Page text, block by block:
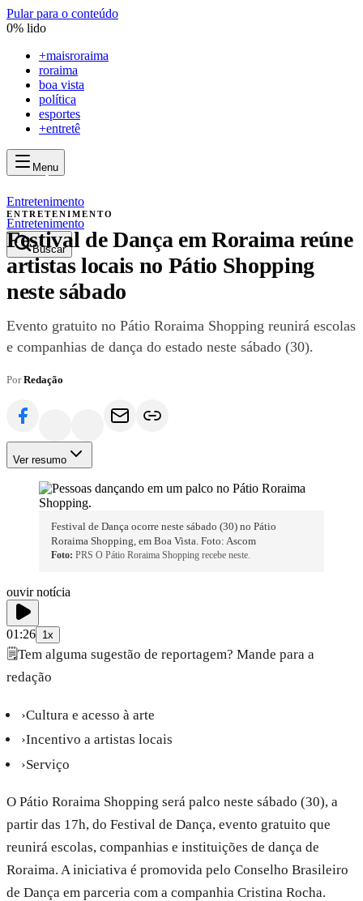
Pular para o conteúdo
0% lido
+maisroraima
roraima
boa vista
política
esportes
+entretê
Menu
maisroraima
maisroraima
Entretenimento
Buscar
Entretenimento
ENTRETENIMENTO
Festival de Dança em Roraima reúne
artistas locais no Pátio Shopping
neste sábado
Evento gratuito no Pátio Roraima Shopping reunirá escolas
e companhias de dança do estado neste sábado (30).
PorRedação
Ver resumo
Festival de Dança ocorre neste sábado (30) no Pátio
Roraima Shopping, em Boa Vista. Foto: Ascom
Foto: PRS O Pátio Roraima Shopping recebe neste.
ouvir notícia
01:26 1x
🗒️Tem alguma sugestão de reportagem? Mande para a
redação
›Cultura e acesso à arte
›Incentivo a artistas locais
›Serviço
O Pátio Roraima Shopping será palco neste sábado (30), a
partir das 17h, do Festival de Dança, evento gratuito que
reunirá escolas, companhias e instituições de dança de
Roraima. A iniciativa é promovida pelo Conselho Brasileiro
de Dança em parceria com a companhia Cristina Rocha.